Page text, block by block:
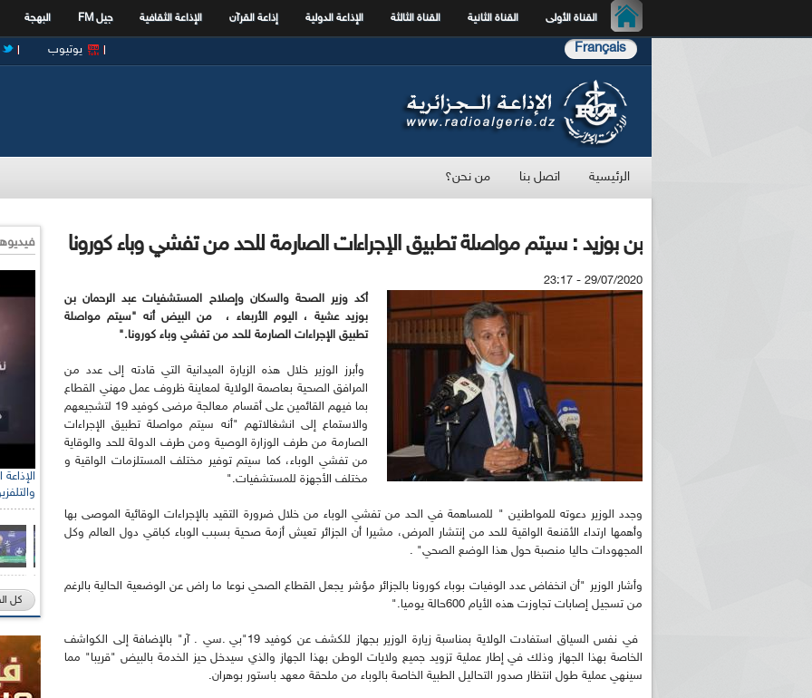
القناة الأولى القناة الثانية القناة الثالثة الإذاعة الدولية إذاعة القرآن الإذاعة الثقافية جيل FM البهجة
Français يوتيوب
الرئيسية اتصل بنا من نحن؟
بن بوزيد : سيتم مواصلة تطبيق الإجراءات الصارمة للحد من تفشي وباء كورونا
29/07/2020 - 23:17
أكد وزير الصحة والسكان وإصلاح المستشفيات عبد الرحمان بن
بوزيد عشية ، اليوم الأربعاء ، من البيض أنه "سيتم مواصلة
تطبيق الإجراءات الصارمة للحد من تفشي وباء كورونا."
وأبرز الوزير خلال هذه الزيارة الميدانية التي قادته إلى عدد من
المرافق الصحية بعاصمة الولاية لمعاينة ظروف عمل مهني القطاع
بما فيهم القائمين على أقسام معالجة مرضى كوفيد 19 لتشجيعهم
والاستماع إلى انشغالاتهم "أنه سيتم مواصلة تطبيق الإجراءات
الصارمة من طرف الوزارة الوصية ومن طرف الدولة للحد والوقاية
من تفشي الوباء، كما سيتم توفير مختلف المستلزمات الواقية و
مختلف الأجهزة للمستشفيات."
وجدد الوزير دعوته للمواطنين " للمساهمة في الحد من تفشي الوباء من خلال ضرورة التقيد بالإجراءات الوقائية الموصى بها
وأهمها ارتداء الأقنعة الواقية للحد من إنتشار المرض، مشيرا أن الجزائر تعيش أزمة صحية بسبب الوباء كباقي دول العالم وكل
المجهودات حاليا منصبة حول هذا الوضع الصحي" .
وأشار الوزير "أن انخفاض عدد الوفيات بوباء كورونا بالجزائر مؤشر يجعل القطاع الصحي نوعا ما راض عن الوضعية الحالية بالرغم
من تسجيل إصابات تجاوزت هذه الأيام 600حالة يوميا."
في نفس السياق استفادت الولاية بمناسبة زيارة الوزير بجهاز للكشف عن كوفيد 19"بي .سي . آر" بالإضافة إلى الكواشف
الخاصة بهذا الجهاز وذلك في إطار عملية تزويد جميع ولايات الوطن بهذا الجهاز والذي سيدخل حيز الخدمة بالبيض "قريبا" مما
سينهي عملية طول انتظار صدور التحاليل الطبية الخاصة بالوباء من ملحقة معهد باستور بوهران.
كل